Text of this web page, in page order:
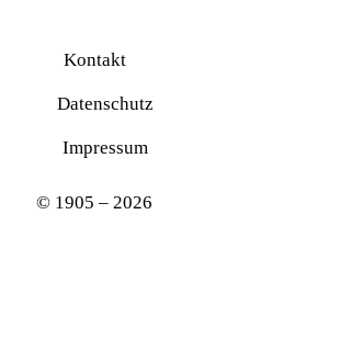
Kontakt
Datenschutz
Impressum
© 1905 – 2026